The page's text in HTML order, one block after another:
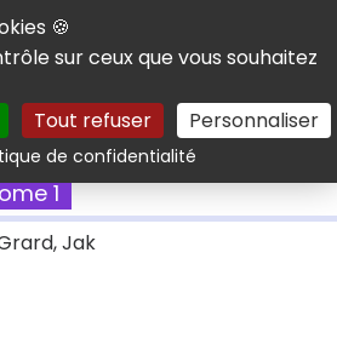
cookies
🍪
sur ceux que vous souhaitez
Tout refuser Personnaliser
de confidentialitéRechercher
1
Jak